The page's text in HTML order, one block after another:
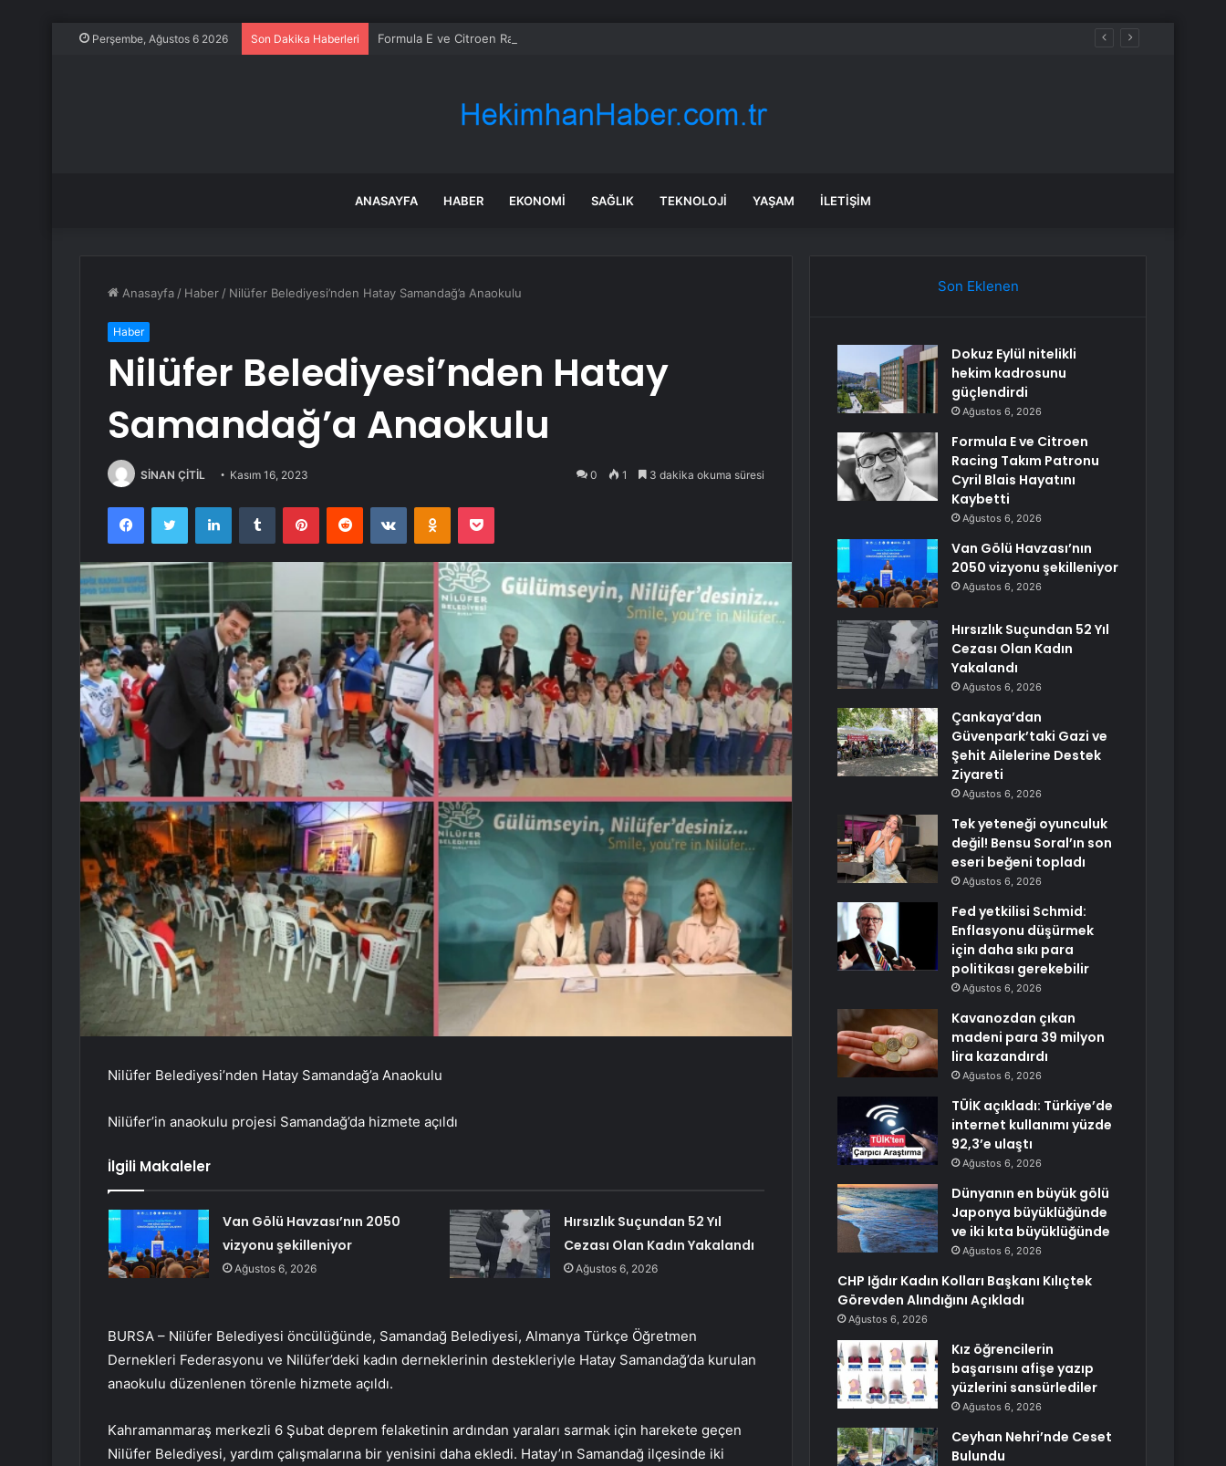
Perşembe, Ağustos 6 2026 Son Dakika Haberleri Formula E ve Citroen Racing Takım Patronu Cyril Blais Hayatını Kaybetti
ANASAYFA HABER EKONOMI SAĞLIK TEKNOLOJI YAŞAM İLETIŞIM
Anasayfa / Haber / Nilüfer Belediyesi’nden Hatay Samandağ’a Anaokulu
Haber
Nilüfer Belediyesi’nden Hatay
Samandağ’a Anaokulu
SİNAN ÇİTİL Kasım 16, 2023 0 1 3 dakika okuma süresi
FacebookTwitter LinkedInTumblr PinterestReddit VKontakteOdnoklassniki
Pocket
Nilüfer Belediyesi’nden Hatay Samandağ’a Anaokulu
Nilüfer’in anaokulu projesi Samandağ’da hizmete açıldı
İlgili Makaleler
Van Gölü Havzası’nın 2050
vizyonu şekilleniyor
Ağustos 6, 2026
Hırsızlık Suçundan 52 Yıl
Cezası Olan Kadın Yakalandı
Ağustos 6, 2026
BURSA – Nilüfer Belediyesi öncülüğünde, Samandağ Belediyesi, Almanya Türkçe Öğretmen
Dernekleri Federasyonu ve Nilüfer’deki kadın derneklerinin destekleriyle Hatay Samandağ’da kurulan
anaokulu düzenlenen törenle hizmete açıldı.
Kahramanmaraş merkezli 6 Şubat deprem felaketinin ardından yaraları sarmak için harekete geçen
Nilüfer Belediyesi, yardım çalışmalarına bir yenisini daha ekledi. Hatay’ın Samandağ ilçesinde iki
Son Eklenen
Dokuz Eylül nitelikli
hekim kadrosunu
güçlendirdi
Ağustos 6, 2026
Formula E ve Citroen
Racing Takım Patronu
Cyril Blais Hayatını
Kaybetti
Ağustos 6, 2026
Van Gölü Havzası’nın
2050 vizyonu şekilleniyor
Ağustos 6, 2026
Hırsızlık Suçundan 52 Yıl
Cezası Olan Kadın
Yakalandı
Ağustos 6, 2026
Çankaya’dan
Güvenpark’taki Gazi ve
Şehit Ailelerine Destek
Ziyareti
Ağustos 6, 2026
Tek yeteneği oyunculuk
değil! Bensu Soral’ın son
eseri beğeni topladı
Ağustos 6, 2026
Fed yetkilisi Schmid:
Enflasyonu düşürmek
için daha sıkı para
politikası gerekebilir
Ağustos 6, 2026
Kavanozdan çıkan
madeni para 39 milyon
lira kazandırdı
Ağustos 6, 2026
TÜİK açıkladı: Türkiye’de
internet kullanımı yüzde
92,3’e ulaştı
Ağustos 6, 2026
Dünyanın en büyük gölü
Japonya büyüklüğünde
ve iki kıta büyüklüğünde
Ağustos 6, 2026
CHP Iğdır Kadın Kolları Başkanı Kılıçtek
Görevden Alındığını Açıkladı
Ağustos 6, 2026
Kız öğrencilerin
başarısını afişe yazıp
yüzlerini sansürlediler
Ağustos 6, 2026
Ceyhan Nehri’nde Ceset
Bulundu